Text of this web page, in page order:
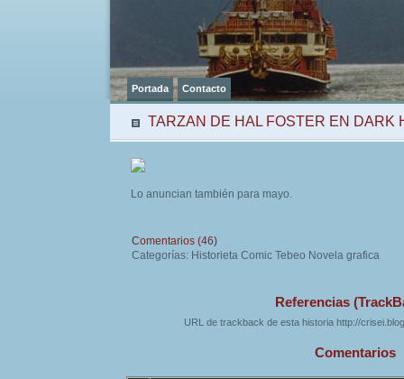
Portada Contacto
TARZAN DE HAL FOSTER EN DARK
Lo anuncian también para mayo.
Comentarios (46)
Categorías: Historieta Comic Tebeo Novela grafica
Referencias
URL de trackback de esta historia http://
Comentarios